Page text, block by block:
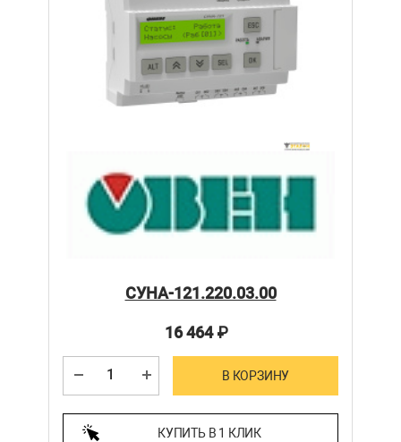
СУНА-121.220.03.00
16 464₽
В КОРЗИНУ
КУПИТЬ В 1 КЛИК